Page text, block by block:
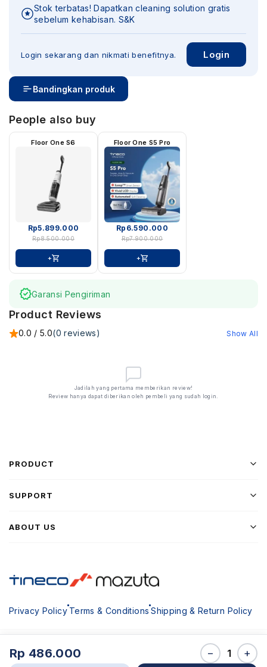
Stok terbatas! Dapatkan cleaning solution gratis
sebelum kehabisan. S&K
Login sekarang dan nikmati benefitnya. Login
Bandingkan produk
People also buy
Floor One S6
Rp5.899.000
Rp8.500.000
+
Floor One S5 Pro
Rp 6.590.000
Rp7.900.000
+
Garansi Pengiriman
Product Reviews
0.0 / 5.0(0 reviews) Show All
Jadilah yang pertama memberikan review!
Review hanya dapat diberikan oleh pembeli yang sudah login.
Rp 486.000 − +
PRODUCT
SUPPORT
ABOUT US
Privacy Policy Terms & Conditions Shipping & Return Policy
Copyright © 2026 TINECO All Rights Reserved